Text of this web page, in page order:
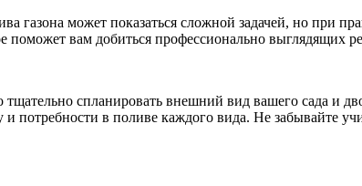
газона может показаться сложной задачей, но при
поможет вам добиться профессионально выглядящих
спланировать внешний вид вашего сада и
потребности в поливе каждого вида. Не забывайте